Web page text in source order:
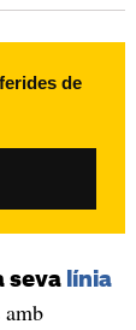
de
seva línia